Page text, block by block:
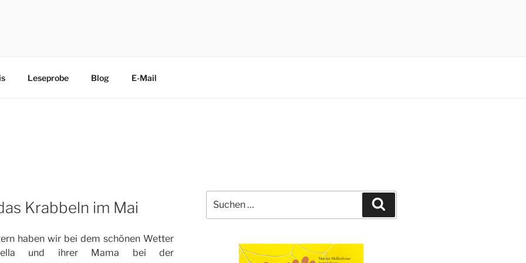
Leseprobe Blog E-Mail
Krabbeln im Mai
haben wir bei dem schönen Wetter
und ihrer Mama bei der
nach: